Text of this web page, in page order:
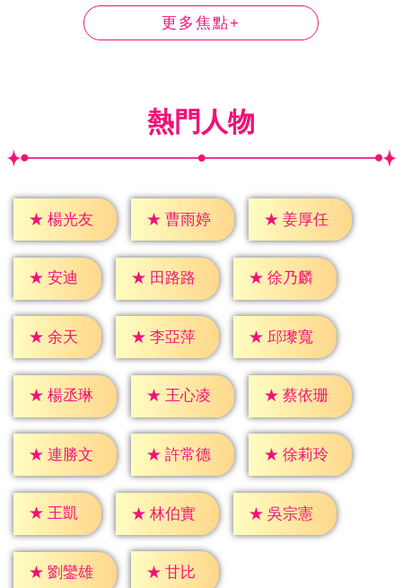
更多焦點+
熱門人物
★ 楊光友 ★ 曹雨婷 ★ 姜厚任
★ 安迪 ★ 田路路 ★ 徐乃麟
★ 余天 ★ 李亞萍 ★ 邱瓈寬
★ 楊丞琳 ★ 王心凌 ★ 蔡依珊
★ 連勝文 ★ 許常德 ★ 徐莉玲
★ 王凱 ★ 林伯實 ★ 吳宗憲
★ 劉鑾雄 ★ 甘比